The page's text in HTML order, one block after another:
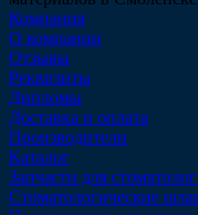
Компания
О компании
Отзывы
Реквизиты
Дипломы
Доставка и оплата
Производители
Каталог
Запчасти для
Стоматологические